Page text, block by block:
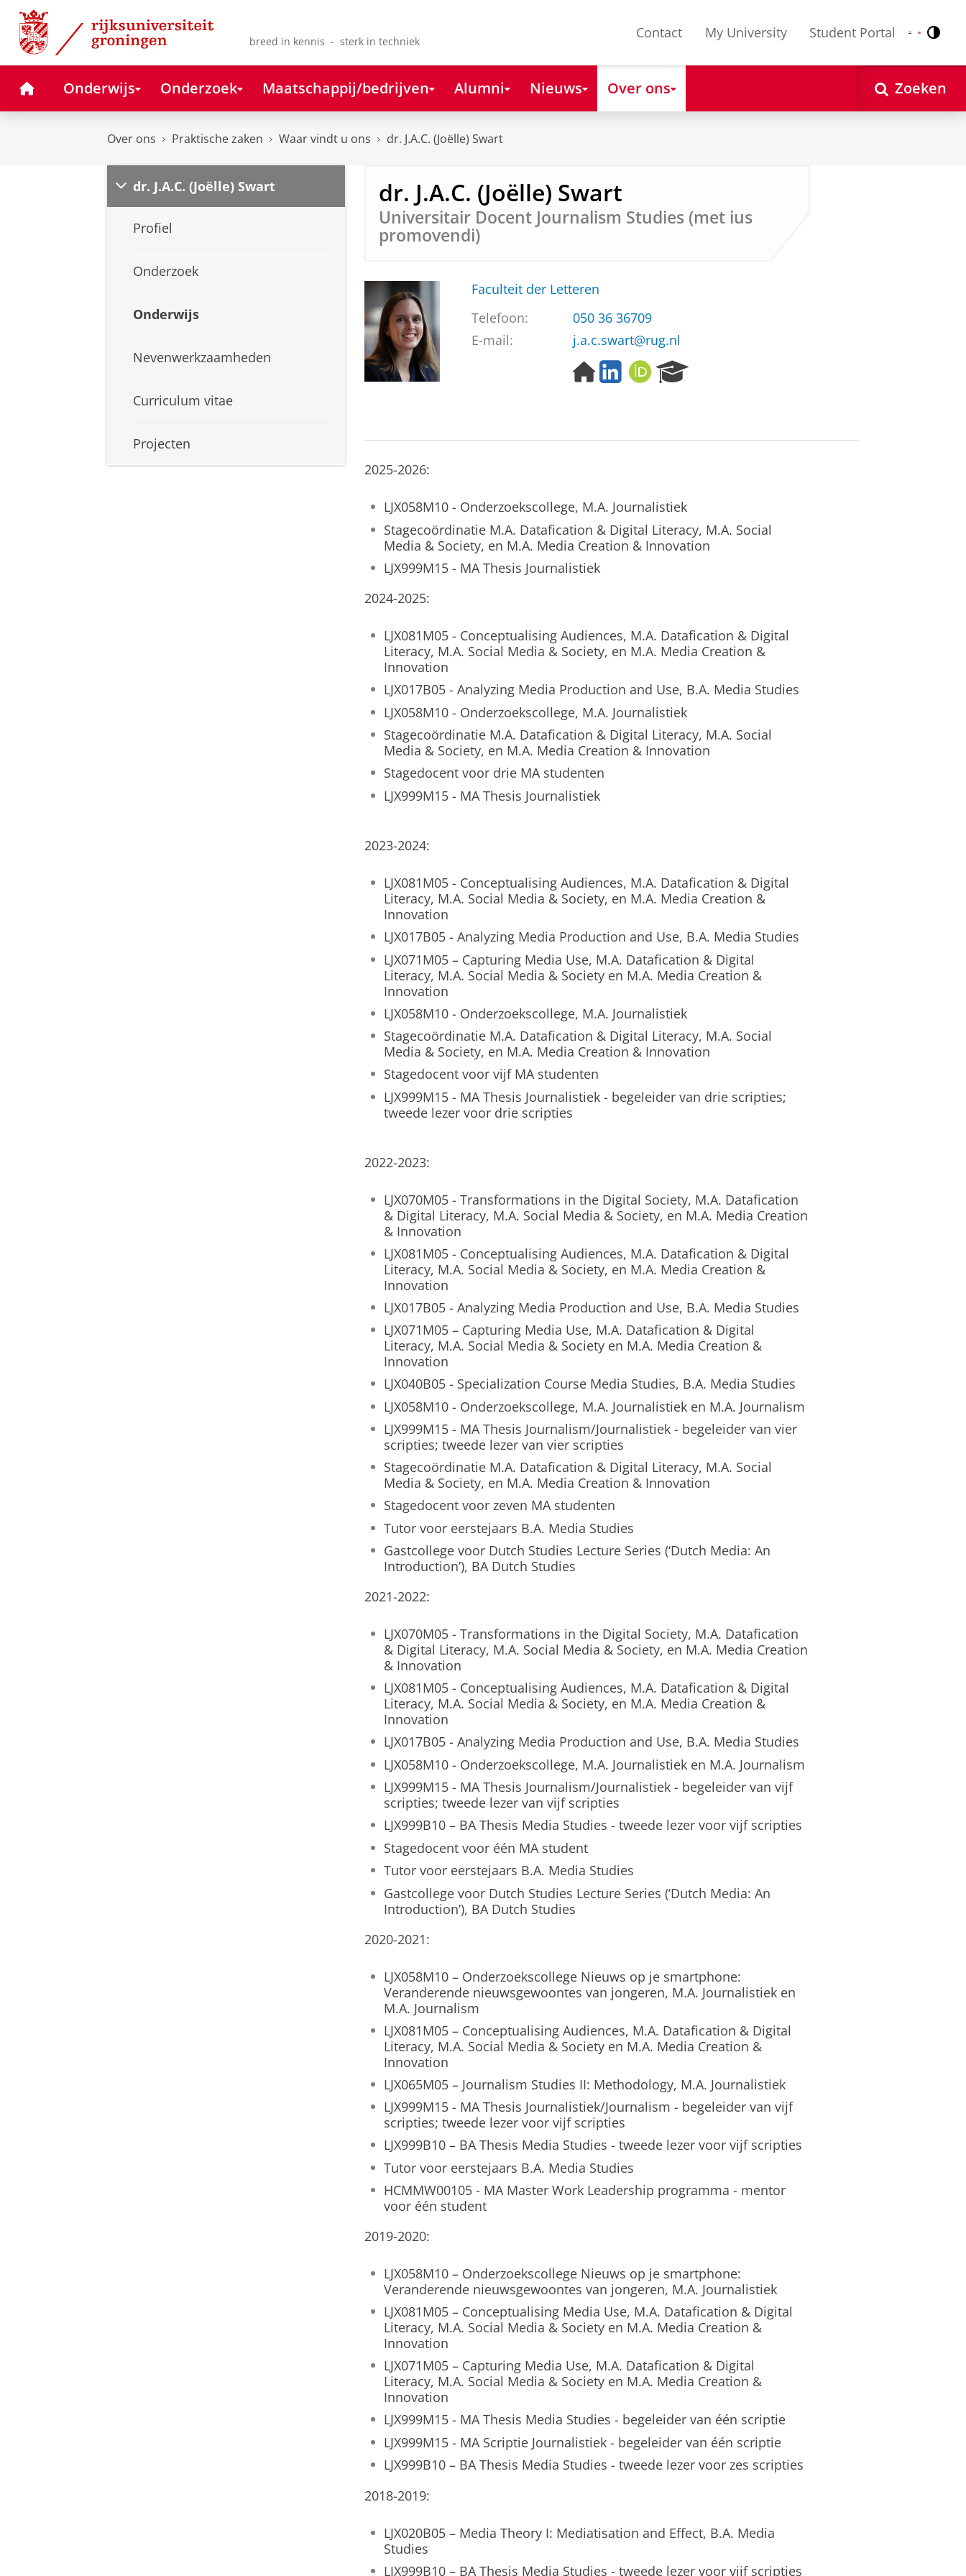
Skip
Content
Skip
Navigation
breed in kennis - sterk in techniek
Contact My University Student Portal Nederlands
English
HomeOnderwijs Onderzoek Maatschappij/bedrijven Alumni Nieuws Over ons Zoeken
Over ons Praktische zaken Waar vindt u ons dr. J.A.C. (Joëlle) Swart
dr. J.A.C. (Joëlle) Swart
Profiel
Onderzoek
Onderwijs
Nevenwerkzaamheden
Curriculum vitae
Projecten
dr. J.A.C. (Joëlle) Swart
Universitair Docent Journalism Studies (met ius
promovendi)
Faculteit der Letteren
Telefoon:
050 36 36709
E-mail:
j.a.c.swart@rug.nl
H
o
O
R
R
r
t
2025-2026:
LJX058M10 - Onderzoekscollege, M.A. Journalistiek
Stagecoördinatie M.A. Datafication & Digital Literacy, M.A. Social
Media & Society, en M.A. Media Creation & Innovation
LJX999M15 - MA Thesis Journalistiek
2024-2025:
LJX081M05 - Conceptualising Audiences, M.A. Datafication & Digital
Literacy, M.A. Social Media & Society, en M.A. Media Creation &
Innovation
LJX017B05 - Analyzing Media Production and Use, B.A. Media Studies
LJX058M10 - Onderzoekscollege, M.A. Journalistiek
Stagecoördinatie M.A. Datafication & Digital Literacy, M.A. Social
Media & Society, en M.A. Media Creation & Innovation
Stagedocent voor drie MA studenten
LJX999M15 - MA Thesis Journalistiek
2023-2024:
LJX081M05 - Conceptualising Audiences, M.A. Datafication & Digital
Literacy, M.A. Social Media & Society, en M.A. Media Creation &
Innovation
LJX017B05 - Analyzing Media Production and Use, B.A. Media Studies
LJX071M05 – Capturing Media Use, M.A. Datafication & Digital
Literacy, M.A. Social Media & Society en M.A. Media Creation &
Innovation
LJX058M10 - Onderzoekscollege, M.A. Journalistiek
Stagecoördinatie M.A. Datafication & Digital Literacy, M.A. Social
Media & Society, en M.A. Media Creation & Innovation
Stagedocent voor vijf MA studenten
LJX999M15 - MA Thesis Journalistiek - begeleider van drie scripties;
tweede lezer voor drie scripties
2022-2023:
LJX070M05 - Transformations in the Digital Society, M.A. Datafication
& Digital Literacy, M.A. Social Media & Society, en M.A. Media Creation
& Innovation
LJX081M05 - Conceptualising Audiences, M.A. Datafication & Digital
Literacy, M.A. Social Media & Society, en M.A. Media Creation &
Innovation
LJX017B05 - Analyzing Media Production and Use, B.A. Media Studies
LJX071M05 – Capturing Media Use, M.A. Datafication & Digital
Literacy, M.A. Social Media & Society en M.A. Media Creation &
Innovation
LJX040B05 - Specialization Course Media Studies, B.A. Media Studies
LJX058M10 - Onderzoekscollege, M.A. Journalistiek en M.A. Journalism
LJX999M15 - MA Thesis Journalism/Journalistiek - begeleider van vier
scripties; tweede lezer van vier scripties
Stagecoördinatie M.A. Datafication & Digital Literacy, M.A. Social
Media & Society, en M.A. Media Creation & Innovation
Stagedocent voor zeven MA studenten
Tutor voor eerstejaars B.A. Media Studies
Gastcollege voor Dutch Studies Lecture Series (‘Dutch Media: An
Introduction’), BA Dutch Studies
2021-2022:
LJX070M05 - Transformations in the Digital Society, M.A. Datafication
& Digital Literacy, M.A. Social Media & Society, en M.A. Media Creation
& Innovation
LJX081M05 - Conceptualising Audiences, M.A. Datafication & Digital
Literacy, M.A. Social Media & Society, en M.A. Media Creation &
Innovation
LJX017B05 - Analyzing Media Production and Use, B.A. Media Studies
LJX058M10 - Onderzoekscollege, M.A. Journalistiek en M.A. Journalism
LJX999M15 - MA Thesis Journalism/Journalistiek - begeleider van vijf
scripties; tweede lezer van vijf scripties
LJX999B10 – BA Thesis Media Studies - tweede lezer voor vijf scripties
Stagedocent voor één MA student
Tutor voor eerstejaars B.A. Media Studies
Gastcollege voor Dutch Studies Lecture Series (‘Dutch Media: An
Introduction’), BA Dutch Studies
2020-2021:
LJX058M10 – Onderzoekscollege Nieuws op je smartphone:
Veranderende nieuwsgewoontes van jongeren, M.A. Journalistiek en
M.A. Journalism
LJX081M05 – Conceptualising Audiences, M.A. Datafication & Digital
Literacy, M.A. Social Media & Society en M.A. Media Creation &
Innovation
LJX065M05 – Journalism Studies II: Methodology, M.A. Journalistiek
LJX999M15 - MA Thesis Journalistiek/Journalism - begeleider van vijf
scripties; tweede lezer voor vijf scripties
LJX999B10 – BA Thesis Media Studies - tweede lezer voor vijf scripties
Tutor voor eerstejaars B.A. Media Studies
HCMMW00105 - MA Master Work Leadership programma - mentor
voor één student
2019-2020:
LJX058M10 – Onderzoekscollege Nieuws op je smartphone:
Veranderende nieuwsgewoontes van jongeren, M.A. Journalistiek
LJX081M05 – Conceptualising Media Use, M.A. Datafication & Digital
Literacy, M.A. Social Media & Society en M.A. Media Creation &
Innovation
LJX071M05 – Capturing Media Use, M.A. Datafication & Digital
Literacy, M.A. Social Media & Society en M.A. Media Creation &
Innovation
LJX999M15 - MA Thesis Media Studies - begeleider van één scriptie
LJX999M15 - MA Scriptie Journalistiek - begeleider van één scriptie
LJX999B10 – BA Thesis Media Studies - tweede lezer voor zes scripties
2018-2019:
LJX020B05 – Media Theory I: Mediatisation and Effect, B.A. Media
Studies
LJX999B10 – BA Thesis Media Studies - tweede lezer voor vijf scripties